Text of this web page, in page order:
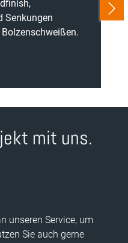
Senkungen
mit uns.
unseren Service, um
Sie auch gerne